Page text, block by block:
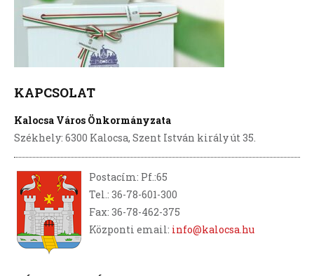
KAPCSOLAT
Kalocsa Város Önkormányzata
Székhely: 6300 Kalocsa, Szent István király út 35.
Postacím: Pf.:65
Tel.: 36-78-601-300
Fax: 36-78-462-375
Központi email: info@kalocsa.hu